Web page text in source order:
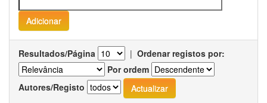
Resultados/Página | Ordenar registos por:
Por ordem
Autores/Registo